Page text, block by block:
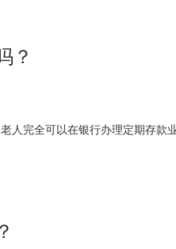
？
人完全可以在银行办理定期存